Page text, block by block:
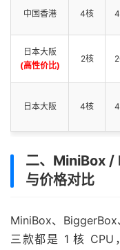
中国香港 4核
日本大阪
(高性价比)
2核
日本大阪 4核
二、MiniBox
与价格对比
MiniBox、BiggerBox
三款都是 1 核 CPU